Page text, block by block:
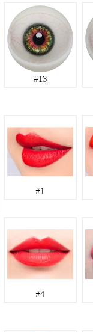
#13
#1
#4